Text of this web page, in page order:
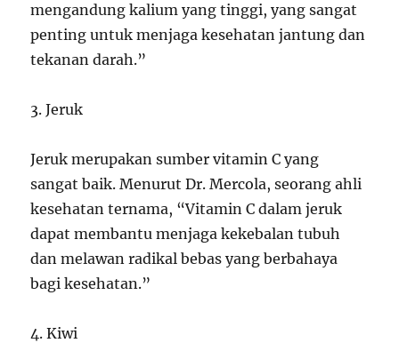
mengandung kalium yang tinggi, yang sangat
penting untuk menjaga kesehatan jantung dan
tekanan darah.”
3. Jeruk
Jeruk merupakan sumber vitamin C yang
sangat baik. Menurut Dr. Mercola, seorang ahli
kesehatan ternama, “Vitamin C dalam jeruk
dapat membantu menjaga kekebalan tubuh
dan melawan radikal bebas yang berbahaya
bagi kesehatan.”
4. Kiwi